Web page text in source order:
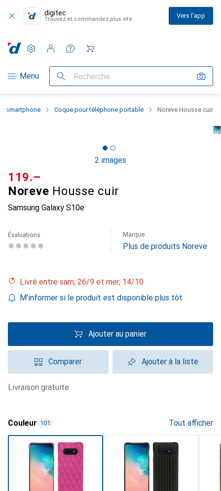
digitec
Trouvez et commandez plus vite Vers l'app
Navigation par catégorie
Menu Recherche
Paramètres
Compte client
Listes de comparaison
Listes d'envies
Panier
smartphone Coque pour téléphone portable Noreve Housse cuir
2 images
Noreve Housse cuir
Samsung Galaxy S10e
CHF
119.–
Évaluations Marque
Plus de produits Noreve
Livré entre sam, 26/9 et mer, 14/10
M'informer si le produit est disponible plus tôt
Ajouter au panier
Comparer Ajouter à la liste
livraison gratuite
Couleur 101 Tout afficher